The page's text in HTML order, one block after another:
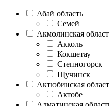
Абай область
Семей
Акмолинская
Акколь
Кокшетау
Степногорск
Щучинск
Актюбинская
Актобе